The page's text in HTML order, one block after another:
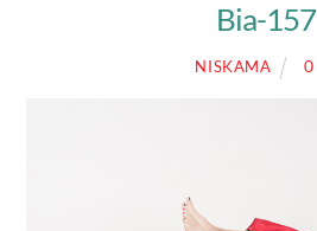
Bia-157
NISKAMA 0